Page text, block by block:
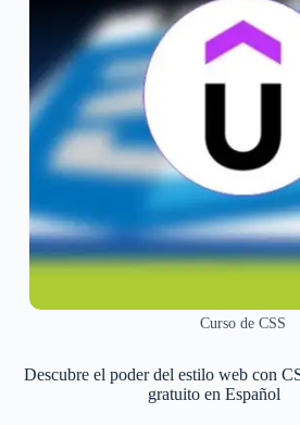
Curso de CSS
Descubre el poder del estilo web con
gratuito en Español